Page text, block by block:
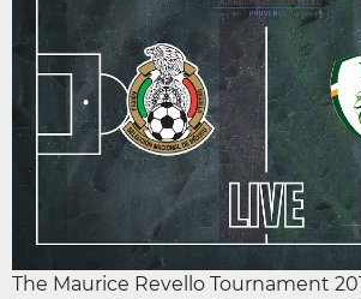
The Maurice Revello Tournament